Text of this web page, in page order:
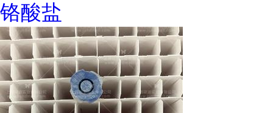
铬酸盐